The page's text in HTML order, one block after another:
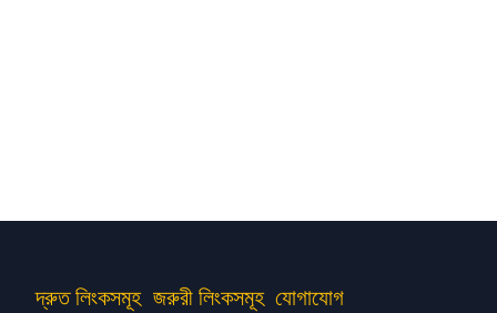
দ্রুত লিংকসমূহ জরুরী লিংকসমূহ যোগাযোগ